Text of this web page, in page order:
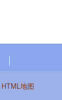
HTML地图